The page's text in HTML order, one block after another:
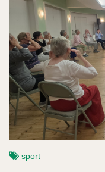
sport